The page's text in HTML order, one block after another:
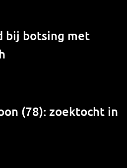
bij botsing met
(78): zoektocht in